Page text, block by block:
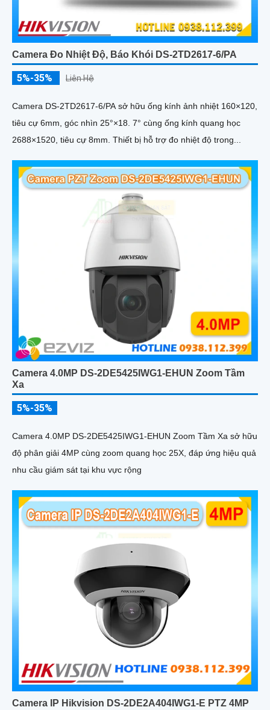
Camera Đo Nhiệt Độ, Báo Khói DS-2TD2617-6/PA
5%-35% Liên Hệ
Camera DS-2TD2617-6/PA sở hữu ống kính ảnh nhiệt 160×120,
tiêu cự 6mm, góc nhìn 25°×18. 7° cùng ống kính quang học
2688×1520, tiêu cự 8mm. Thiết bị hỗ trợ đo nhiệt độ trong...
Camera 4.0MP DS-2DE5425IWG1-EHUN Zoom Tầm
Xa
5%-35%
Camera 4.0MP DS-2DE5425IWG1-EHUN Zoom Tầm Xa sở hữu
độ phân giải 4MP cùng zoom quang học 25X, đáp ứng hiệu quả
nhu cầu giám sát tại khu vực rộng
Camera IP Hikvision DS-2DE2A404IWG1-E PTZ 4MP